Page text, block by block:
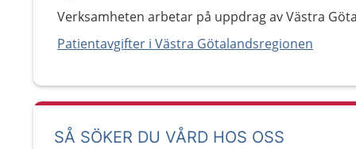
Verksamheten arbetar på uppdrag av Västra
Patientavgifter i Västra Götalandsregionen
SÅ SÖKER DU VÅRD HOS OSS